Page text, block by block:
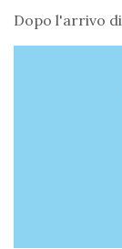
Dopo l'arrivo